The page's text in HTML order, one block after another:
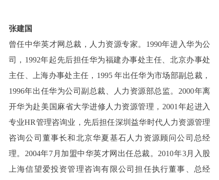
张建国
曾任中华英才网总裁，人力资源专家。1990年进入华为公
司，1992年起先后担任华为福建办事处主任、北京办事处
主任、上海办事处主任，1995 年出任华为市场部副总裁，
1996年出任华为公司副总裁、人力资源部总监。2000年离
开华为赴美国麻省大学进修人力资源管理，2001年起进入
专业HR管理咨询业，先后担任深圳益华时代人力资源管理
咨询公司董事长和北京华夏基石人力资源顾问公司总经
理。2004年7月加盟中华英才网出任总裁。2010年3月入股
上海信望爱投资管理咨询有限公司担任执行董事、总经